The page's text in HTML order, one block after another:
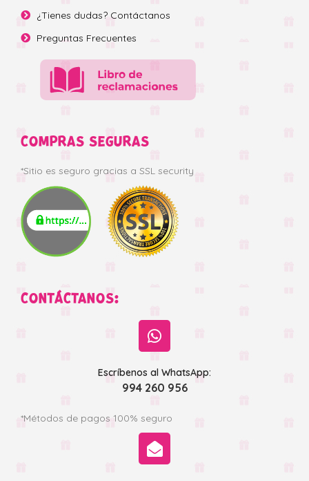
¿Tienes dudas? Contáctanos
Preguntas Frecuentes
COMPRAS SEGURAS
*Sitio es seguro gracias a SSL security
CONTÁCTANOS:
Escríbenos al WhatsApp:
994 260 956
*Métodos de pagos 100% seguro